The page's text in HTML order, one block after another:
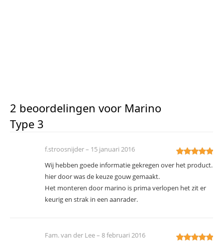
2 beoordelingen voor Marino
Type 3
f.stroosnijder– 15 januari 2016
Wij hebben goede informatie gekregen over het product.
hier door was de keuze gouw gemaakt.
Het monteren door marino is prima verlopen het zit er
keurig en strak in een aanrader.
Fam. van der Lee– 8 februari 2016